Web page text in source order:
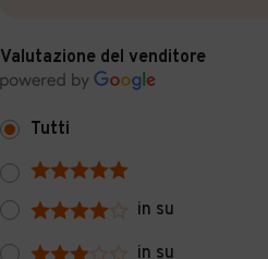
Valutazione del venditore
Tutti
in su
in su